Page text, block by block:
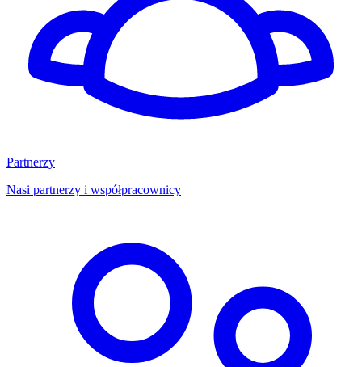
Partnerzy
Nasi partnerzy i współpracownicy